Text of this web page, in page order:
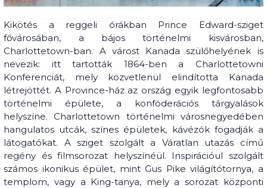
Kikötés a reggeli órákban Prince Edward-sziget
fővárosában, a bájos történelmi kisvárosban,
Charlottetown-ban. A várost Kanada szülőhelyének is
nevezik: itt tartották 1864-ben a Charlottetowni
Konferenciát, mely közvetlenül elindította Kanada
létrejöttét. A Province-ház az ország egyik legfontosabb
történelmi épülete, a konföderációs tárgyalások
helyszíne. Charlottetown történelmi városnegyedében
hangulatos utcák, színes épületek, kávézók fogadják a
látogatókat. A sziget szolgált a Váratlan utazás című
regény és filmsorozat helyszínéül. Inspirációul szolgált
számos ikonikus épület, mint Gus Pike világítótornya, a
templom, vagy a King-tanya, mely a sorozat központi